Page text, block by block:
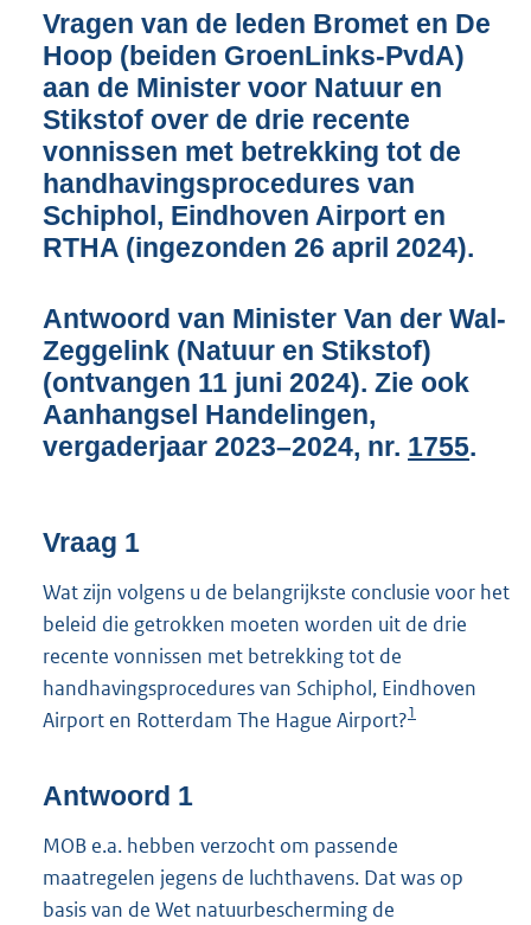
n
d
s
g
r
o
o
t
e
:
8
K
b
Vragen van de leden Bromet en De
Hoop (beiden GroenLinks-PvdA)
aan de Minister voor Natuur en
Stikstof over de drie recente
vonnissen met betrekking tot de
handhavingsprocedures van
Schiphol, Eindhoven Airport en
RTHA (ingezonden 26 april 2024).
Antwoord van Minister Van der Wal-
Zeggelink (Natuur en Stikstof)
(ontvangen 11 juni 2024). Zie ook
Aanhangsel Handelingen,
vergaderjaar 2023–2024, nr. 1755.
Vraag 1
Wat zijn volgens u de belangrijkste conclusie voor het
beleid die getrokken moeten worden uit de drie
recente vonnissen met betrekking tot de
handhavingsprocedures van Schiphol, Eindhoven
Airport en Rotterdam The Hague Airport?1
Antwoord 1
MOB e.a. hebben verzocht om passende
maatregelen jegens de luchthavens. Dat was op
basis van de Wet natuurbescherming de